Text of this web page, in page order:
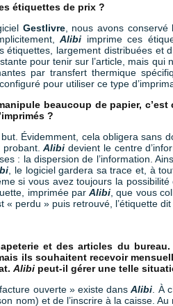
étiquettes de prix ?
Gestlivre, nous avons conservé
Alibi imprime ces
étiquettes, largement distribuées et
pour tenir sur l’article, mais qui
par transfert thermique
pour utiliser ce type
beaucoup de papier,
?
Évidemment, cela obligera sans
probant.Alibi devient le centre
: la dispersion de l’information.
, le logiciel gardera sa trace et, à
si vous avez toujours la
imprimée parAlibi , que vous
« perdu » puis retrouvé, l’étiquette
et des articles du
ils souhaitent recevoir
Alibi peut-il gérer une telle
ouverte » existe dansAlibi . À
nom) et de l’inscrire à la caisse.